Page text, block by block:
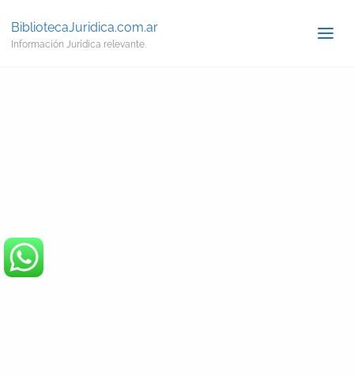
BibliotecaJuridica.com.ar
Información Jurídica relevante.